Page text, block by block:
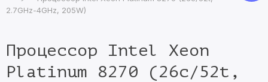
2.7GHz-4GHz, 205W)
Процессор Intel Xeon
Platinum 8270 (26c/52t,